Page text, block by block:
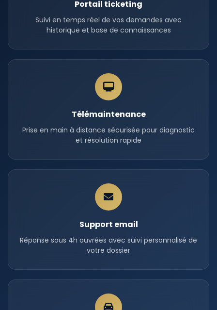
Portail ticketing
Suivi en temps réel de vos demandes avec
historique et base de connaissances
Télémaintenance
Prise en main à distance sécurisée pour diagnostic
et résolution rapide
Support email
Réponse sous 4h ouvrées avec suivi personnalisé de
votre dossier